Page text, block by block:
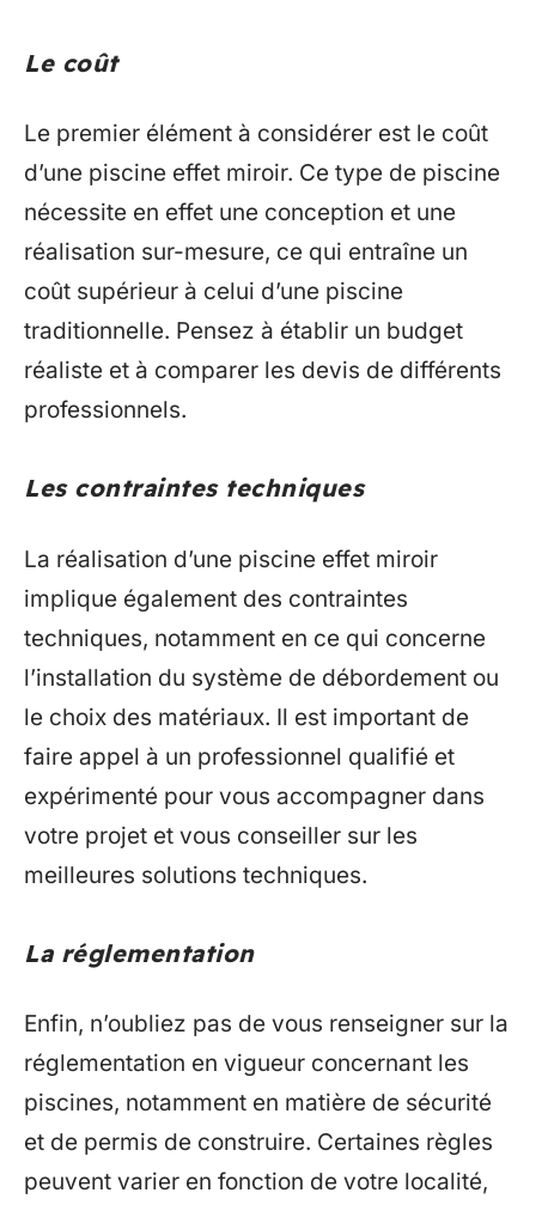
Le coût
Le premier élément à considérer est le coût
d’une piscine effet miroir. Ce type de piscine
nécessite en effet une conception et une
réalisation sur-mesure, ce qui entraîne un
coût supérieur à celui d’une piscine
traditionnelle. Pensez à établir un budget
réaliste et à comparer les devis de différents
professionnels.
Les contraintes techniques
La réalisation d’une piscine effet miroir
implique également des contraintes
techniques, notamment en ce qui concerne
l’installation du système de débordement ou
le choix des matériaux. Il est important de
faire appel à un professionnel qualifié et
expérimenté pour vous accompagner dans
votre projet et vous conseiller sur les
meilleures solutions techniques.
La réglementation
Enfin, n’oubliez pas de vous renseigner sur la
réglementation en vigueur concernant les
piscines, notamment en matière de sécurité
et de permis de construire. Certaines règles
peuvent varier en fonction de votre localité,